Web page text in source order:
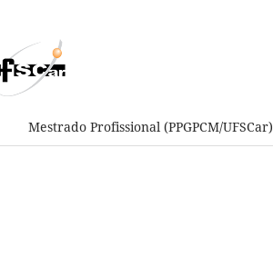
Mestrado Profissional (PPGPCM/UFSCar)